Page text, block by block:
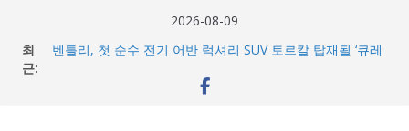
2026-08-09
최
근:
벤틀리, 첫 순수 전기 어반 럭셔리 SUV 토르칼 탑재될 ‘큐레
벤틀리서울, 광주 신세계백화점에서 호남지역 최초 브랜드